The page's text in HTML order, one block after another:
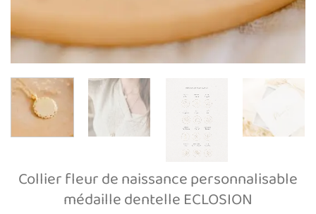
Collier fleur de naissance personnalisable
médaille dentelle ECLOSION